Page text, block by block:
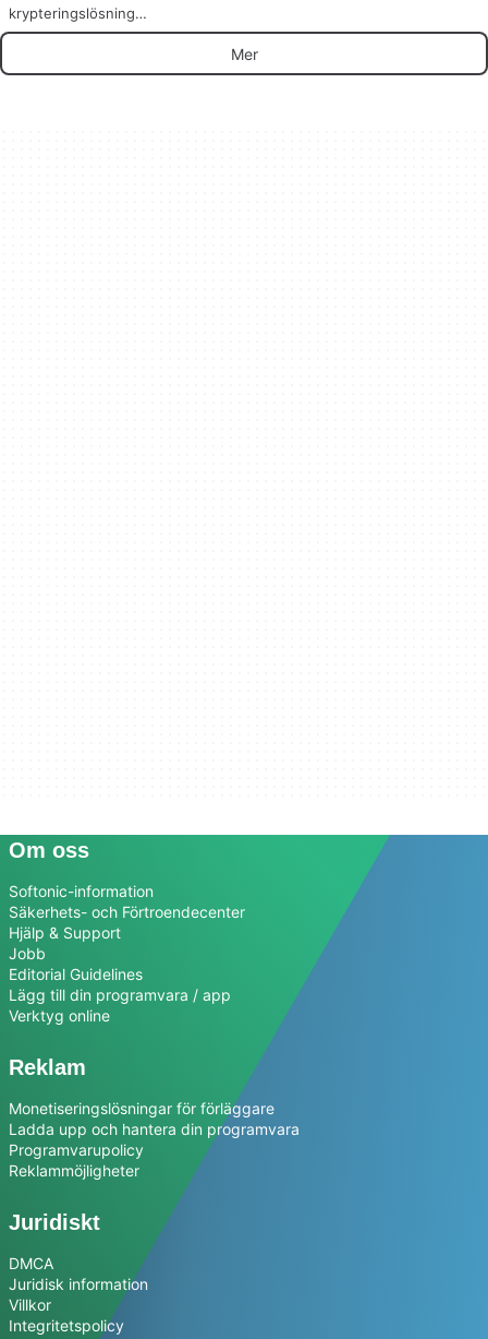
krypteringslösning
för Mac
Mer
Om oss
Softonic-information
Säkerhets- och Förtroendecenter
Hjälp & Support
Jobb
Editorial Guidelines
Lägg till din programvara / app
Verktyg online
Reklam
Monetiseringslösningar för förläggare
Ladda upp och hantera din programvara
Programvarupolicy
Reklammöjligheter
Juridiskt
DMCA
Juridisk information
Villkor
Integritetspolicy